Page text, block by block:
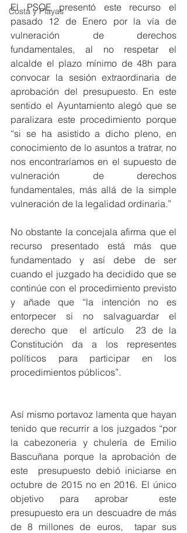
Costa y Playas
El PSOE presentó este recurso el
pasado 12 de Enero por la vía de
vulneración de derechos
fundamentales, al no respetar el
alcalde el plazo mínimo de 48h para
convocar la sesión extraordinaria de
aprobación del presupuesto. En este
sentido el Ayuntamiento alegó que se
paralizara este procedimiento porque
“si se ha asistido a dicho pleno, en
conocimiento de lo asuntos a tratrar, no
nos encontraríamos en el supuesto de
vulneración de derechos
fundamentales, más allá de la simple
vulneración de la legalidad ordinaria.”
No obstante la concejala afirma que el
recurso presentado está más que
fundamentado y así debe de ser
cuando el juzgado ha decidido que se
continúe con el procedimiento previsto
y añade que “la intención no es
entorpecer si no salvaguardar el
derecho que  el artículo  23 de la
Constitución da a los representes
políticos para participar en los
procedimientos públicos”.
Así mismo portavoz lamenta que hayan
tenido que recurrir a los juzgados “por
la cabezoneria y chulería de Emilio
Bascuñana porque la aprobación de
este  presupuesto debió iniciarse en
octubre de 2015 no en 2016. El único
objetivo para aprobar  este
presupuesto era un descuadre de más
de 8 millones de euros,  tapar sus